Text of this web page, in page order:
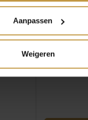
Aanpassen
Weigeren